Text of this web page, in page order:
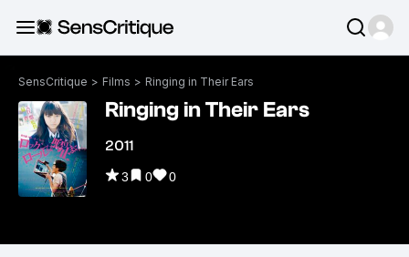
SensCritique > Films > Ringing in Their Ears
Ringing in Their Ears
2011
3 0 0